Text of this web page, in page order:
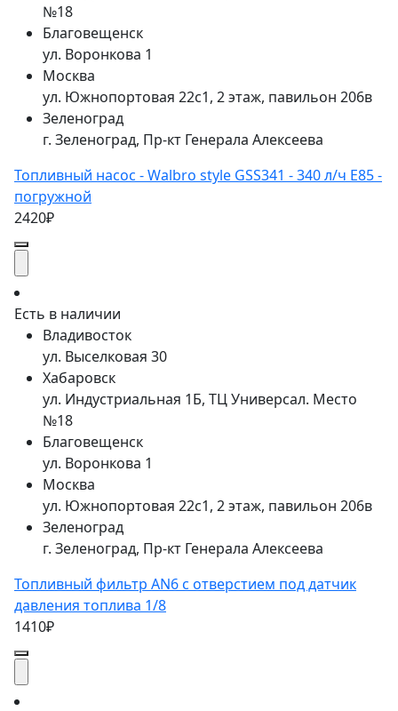
№18
Благовещенск
ул. Воронкова 1
Москва
ул. Южнопортовая 22с1, 2 этаж, павильон 206в
Зеленоград
г. Зеленоград, Пр-кт Генерала Алексеева
Топливный насос - Walbro style GSS341 - 340 л/ч E85 -
погружной
2420₽
Есть в наличии
Владивосток
ул. Выселковая 30
Хабаровск
ул. Индустриальная 1Б, ТЦ Универсал. Место
№18
Благовещенск
ул. Воронкова 1
Москва
ул. Южнопортовая 22с1, 2 этаж, павильон 206в
Зеленоград
г. Зеленоград, Пр-кт Генерала Алексеева
Топливный фильтр AN6 с отверстием под датчик
давления топлива 1/8
1410₽